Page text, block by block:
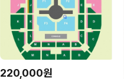
220,000원